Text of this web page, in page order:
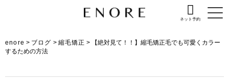
ネット予約
enore > ブログ > 縮毛矯正 >
【絶対見て！！】縮毛矯正毛でも可愛くカラー
するための方法